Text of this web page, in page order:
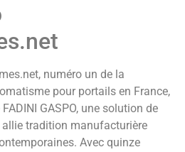
numéro un de la
pour portails en France,
GASPO, une solution de
tradition manufacturière
Avec quinze